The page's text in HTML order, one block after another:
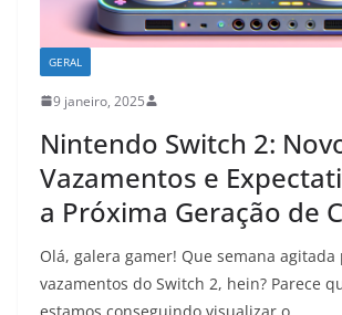
GERAL
9 janeiro, 2025
Nintendo Switch 2:
Vazamentos e
a Próxima Geração de
Olá, galera gamer! Que semana agitada
vazamentos do Switch 2, hein? Parece